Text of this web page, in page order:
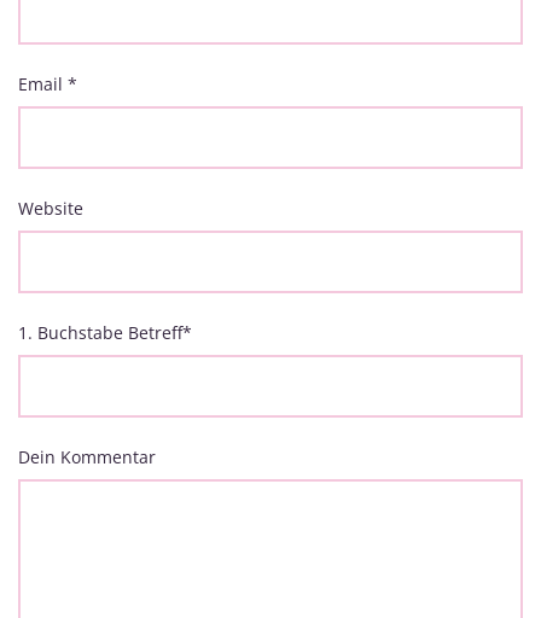
Email *
Website
1. Buchstabe Betreff*
Dein Kommentar